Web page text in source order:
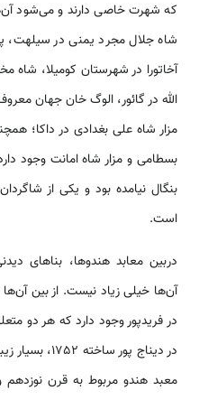
که شهرت خاصی دارند و می‌شود آن‌ها
شاه جلال مجرد یمنی در سیلهت،
آخاتورا در شهرستان کومیلا،
الله در گائور، الوگ خان جهان
مزار شاه علی بغدادی در داکا؛
بسطامی‌ و مزار شاه امانت وجود
بنگال نیامده بود و یکی از
است.
دربین معابد هندو‌ها، بناهای
آن‌ها خیلی زیاد نیست. از بین آن‌ها
در فریدپور وجود دارد که هر دو
در دیناج پور
معبد هندو مربوط به قرن نوزدهم